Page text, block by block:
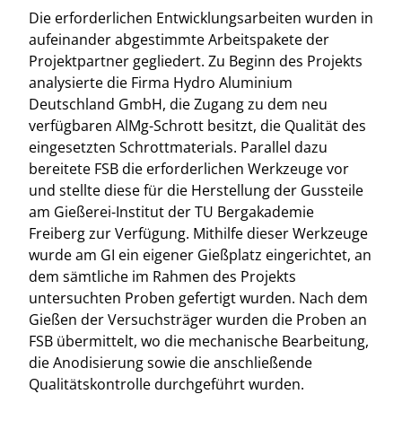
Die erforderlichen Entwicklungsarbeiten wurden in
aufeinander abgestimmte Arbeitspakete der
Projektpartner gegliedert. Zu Beginn des Projekts
analysierte die Firma Hydro Aluminium
Deutschland GmbH, die Zugang zu dem neu
verfügbaren AlMg-Schrott besitzt, die Qualität des
eingesetzten Schrottmaterials. Parallel dazu
bereitete FSB die erforderlichen Werkzeuge vor
und stellte diese für die Herstellung der Gussteile
am Gießerei-Institut der TU Bergakademie
Freiberg zur Verfügung. Mithilfe dieser Werkzeuge
wurde am GI ein eigener Gießplatz eingerichtet, an
dem sämtliche im Rahmen des Projekts
untersuchten Proben gefertigt wurden. Nach dem
Gießen der Versuchsträger wurden die Proben an
FSB übermittelt, wo die mechanische Bearbeitung,
die Anodisierung sowie die anschließende
Qualitätskontrolle durchgeführt wurden.